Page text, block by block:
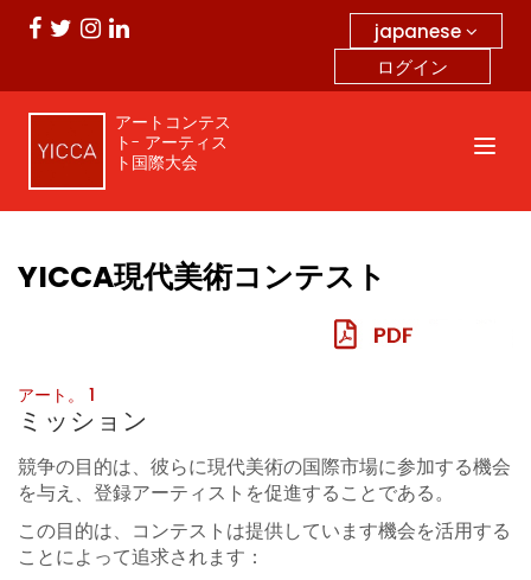
japanese
ログイン
アートコンテス
ト- アーティス
ト国際大会
YICCA現代美術コンテスト
アート。 1
ミッション
競争の目的は、彼らに現代美術の国際市場に参加する機会
を与え、登録アーティストを促進することである。
この目的は、コンテストは提供しています機会を活用する
ことによって追求されます：